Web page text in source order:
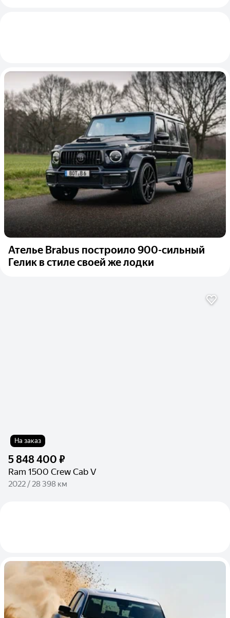
Ателье Brabus построило 900-сильный
Гелик в стиле своей же лодки
На заказ
5 848 400 ₽
Ram 1500 Crew Cab V
2022 / 28 398 км